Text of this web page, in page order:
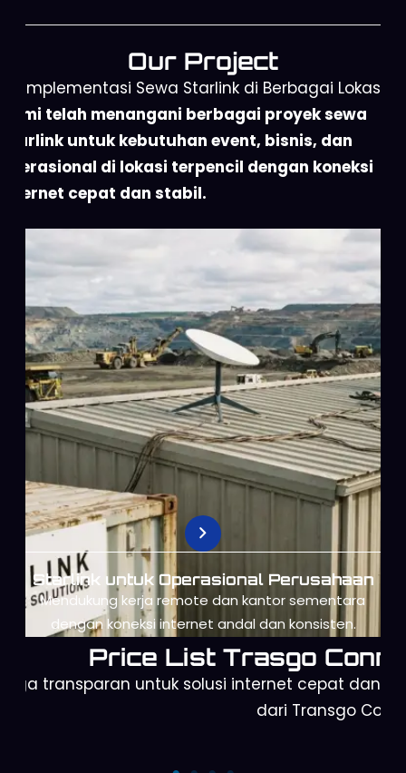
Our Project
Implementasi Sewa Starlink di Berbagai Lokasi
Kami telah menangani berbagai proyek sewa
Starlink untuk kebutuhan event, bisnis, dan
operasional di lokasi terpencil dengan koneksi
internet cepat dan stabil.
Starlink untuk Operasional Perusahaan
Mendukung kerja remote dan kantor sementara
dengan koneksi internet andal dan konsisten.
Price List Trasgo
transparan untuk solusi internet cepat dan
dari Transgo